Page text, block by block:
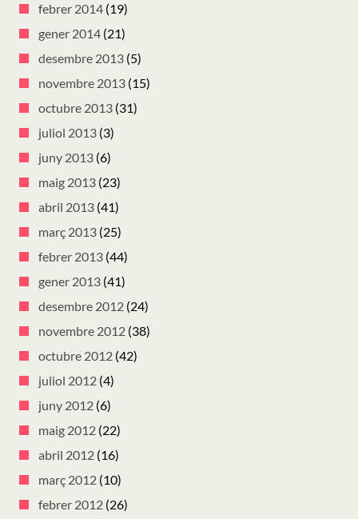
febrer 2014 (19)
gener 2014 (21)
desembre 2013 (5)
novembre 2013 (15)
octubre 2013 (31)
juliol 2013 (3)
juny 2013 (6)
maig 2013 (23)
abril 2013 (41)
març 2013 (25)
febrer 2013 (44)
gener 2013 (41)
desembre 2012 (24)
novembre 2012 (38)
octubre 2012 (42)
juliol 2012 (4)
juny 2012 (6)
maig 2012 (22)
abril 2012 (16)
març 2012 (10)
febrer 2012 (26)